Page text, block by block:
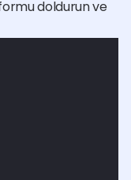
doldurun ve